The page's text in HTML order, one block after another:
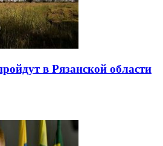
в Рязанской области